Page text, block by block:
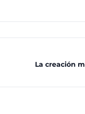
La creación